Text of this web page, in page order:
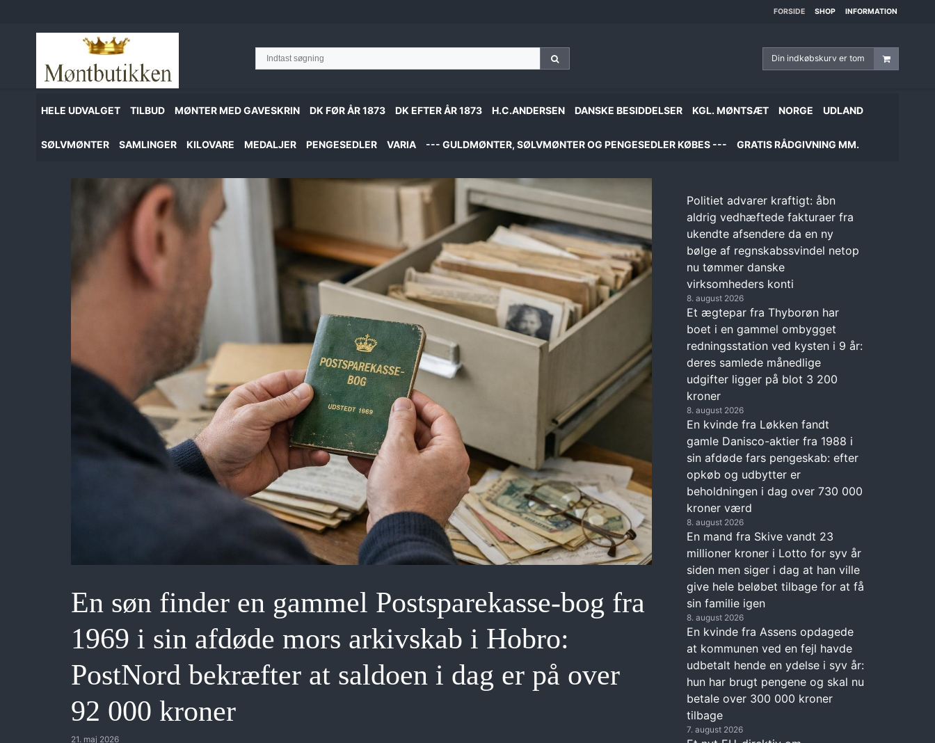
FORSIDE SHOP INFORMATION
Din indkøbskurv er tom
HELE UDVALGET TILBUD MØNTER MED GAVESKRIN DK FØR ÅR 1873 DK EFTER ÅR 1873 H.C.ANDERSEN DANSKE BESIDDELSER KGL. MØNTSÆT NORGE UDLAND
SØLVMØNTER SAMLINGER KILOVARE MEDALJER PENGESEDLER VARIA --- GULDMØNTER, SØLVMØNTER OG PENGESEDLER KØBES --- GRATIS RÅDGIVNING MM.
En søn finder en gammel Postsparekasse-bog fra
1969 i sin afdøde mors arkivskab i Hobro:
PostNord bekræfter at saldoen i dag er på over
92 000 kroner
21. maj 2026
Politiet advarer kraftigt: åbn
aldrig vedhæftede fakturaer fra
ukendte afsendere da en ny
bølge af regnskabssvindel netop
nu tømmer danske
virksomheders konti
8. august 2026
Et ægtepar fra Thyborøn har
boet i en gammel ombygget
redningsstation ved kysten i 9 år:
deres samlede månedlige
udgifter ligger på blot 3 200
kroner
8. august 2026
En kvinde fra Løkken fandt
gamle Danisco-aktier fra 1988 i
sin afdøde fars pengeskab: efter
opkøb og udbytter er
beholdningen i dag over 730 000
kroner værd
8. august 2026
En mand fra Skive vandt 23
millioner kroner i Lotto for syv år
siden men siger i dag at han ville
give hele beløbet tilbage for at få
sin familie igen
8. august 2026
En kvinde fra Assens opdagede
at kommunen ved en fejl havde
udbetalt hende en ydelse i syv år:
hun har brugt pengene og skal nu
betale over 300 000 kroner
tilbage
7. august 2026